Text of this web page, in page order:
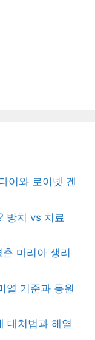
이와 로이넷 겐
방치 vs 치료
마리아 생리
열 기준과 등원
대처법과 해열